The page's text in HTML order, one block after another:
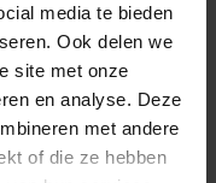
media te bieden
Ook delen we
site met onze
en analyse. Deze
met andere
of die ze hebben
of ben je toe aan
leren en
Dan is dit jouw
om het vak van
leren, met
kennis met je
Lees verder